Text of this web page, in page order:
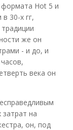
Hot 5 и
30-х гг,
же он
- и до, и
века он
на
он, под